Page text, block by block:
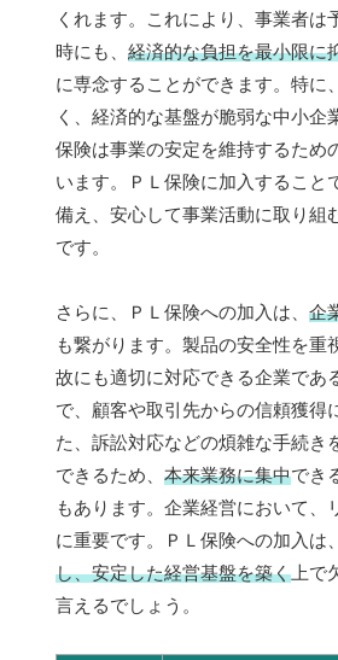
くれます。これにより、事業者は
時にも、 経済的な負担を最小限に
に専念することができます。特に
く、経済的な基盤が脆弱な中小企
保険は事業の安定を維持するため
います。ＰＬ保険に加入すること
備え、安心して事業活動に取り組
です。
さらに、ＰＬ保険への加入は、 企
も繋がります。製品の安全性を重
故にも適切に対応できる企業であ
で、顧客や取引先からの信頼獲得
た、訴訟対応などの煩雑な手続き
できるため、 本来業務に集中でき
もあります。企業経営において、
に重要です。ＰＬ保険への加入は、
し、安定した経営基盤を築く 上で
言えるでしょう。